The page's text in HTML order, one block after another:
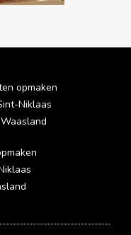
opmaken
Niklaas
Waasland